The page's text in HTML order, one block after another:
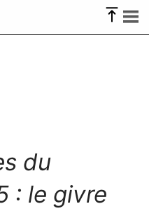
du
: le givre